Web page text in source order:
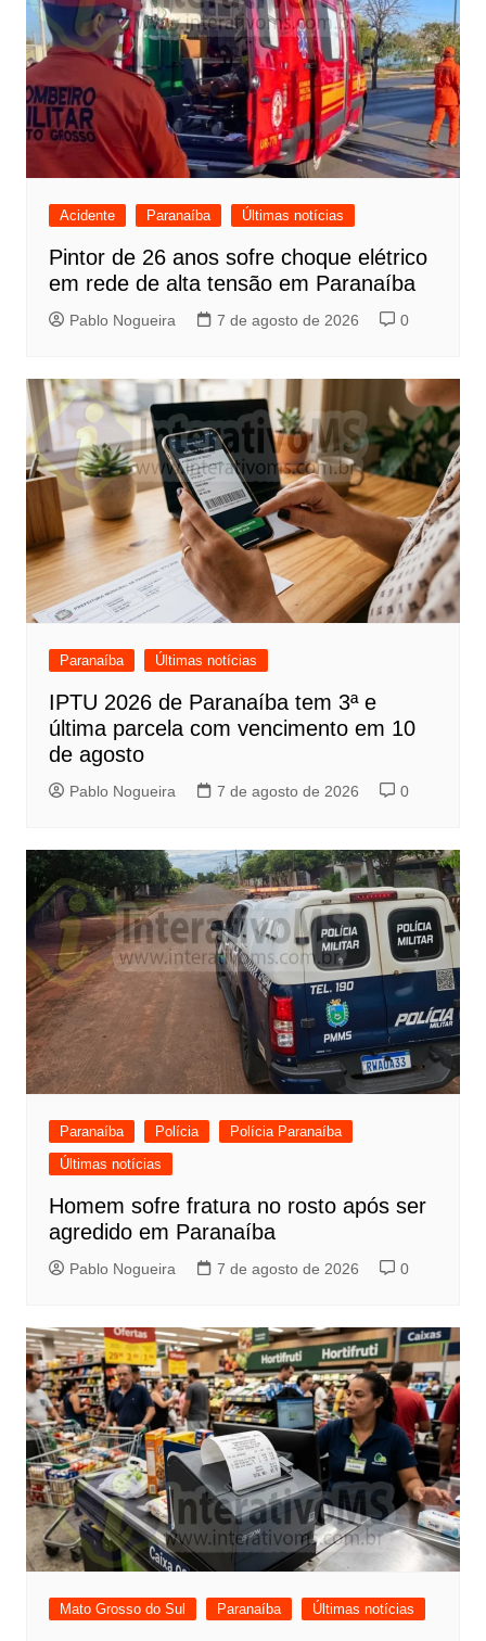
Acidente Paranaíba Últimas notícias
Pintor de 26 anos sofre choque elétrico
em rede de alta tensão em Paranaíba
Pablo Nogueira 7 de agosto de 2026 0
Paranaíba Últimas notícias
IPTU 2026 de Paranaíba tem 3ª e
última parcela com vencimento em 10
de agosto
Pablo Nogueira 7 de agosto de 2026 0
Paranaíba Polícia
Polícia Paranaíba
Últimas notícias
Homem sofre fratura no rosto após ser
agredido em Paranaíba
Pablo Nogueira 7 de agosto de 2026 0
Mato Grosso do Sul Paranaíba Últimas notícias